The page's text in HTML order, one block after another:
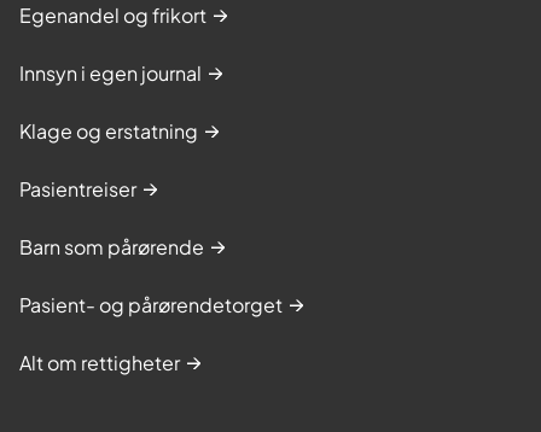
Egenandel og frikort
Innsyn i egen journal
Klage og erstatning
Pasientreiser
Barn som pårørende
Pasient- og pårørendetorget
Alt om rettigheter